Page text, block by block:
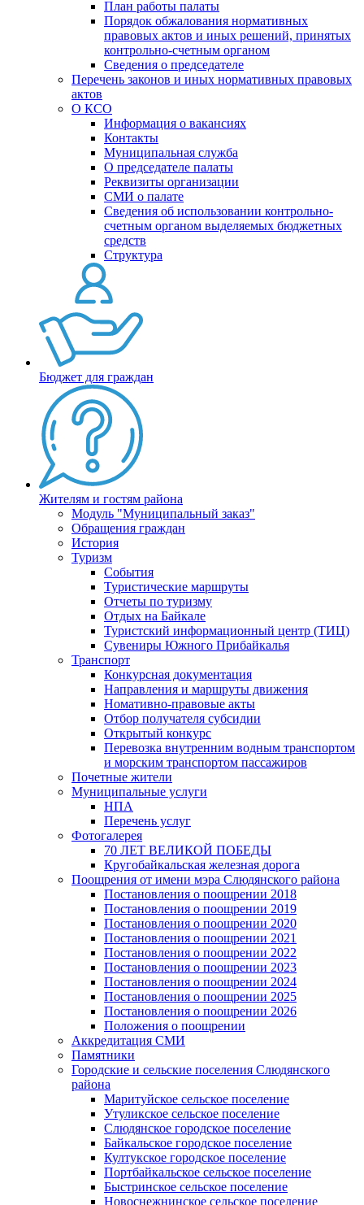
План работы палаты
Порядок обжалования нормативных
правовых актов и иных решений, принятых
контрольно-счетным органом
Сведения о председателе
Перечень законов и иных нормативных правовых
актов
О КСО
Информация о вакансиях
Контакты
Муниципальная служба
О председателе палаты
Реквизиты организации
СМИ о палате
Сведения об использовании контрольно-
счетным органом выделяемых бюджетных
средств
Структура
Бюджет для граждан
Жителям и гостям района
Модуль "Муниципальный заказ"
Обращения граждан
История
Туризм
События
Туристические маршруты
Отчеты по туризму
Отдых на Байкале
Туристский информационный центр (ТИЦ)
Сувениры Южного Прибайкалья
Транспорт
Конкурсная документация
Направления и маршруты движения
Номативно-правовые акты
Отбор получателя субсидии
Открытый конкурс
Перевозка внутренним водным транспортом
и морским транспортом пассажиров
Почетные жители
Муниципальные услуги
НПА
Перечень услуг
Фотогалерея
70 ЛЕТ ВЕЛИКОЙ ПОБЕДЫ
Кругобайкальская железная дорога
Поощрения от имени мэра Слюдянского района
Постановления о поощрении 2018
Постановления о поощрении 2019
Постановления о поощрении 2020
Постановления о поощрении 2021
Постановления о поощрении 2022
Постановления о поощрении 2023
Постановления о поощрении 2024
Постановления о поощрении 2025
Постановления о поощрении 2026
Положения о поощрении
Аккредитация СМИ
Памятники
Городские и сельские поселения Слюдянского
района
Маритуйское сельское поселение
Утуликское сельское поселение
Слюдянское городское поселение
Байкальское городское поселение
Култукское городское поселение
Портбайкальское сельское поселение
Быстринское сельское поселение
Новоснежнинское сельское поселение